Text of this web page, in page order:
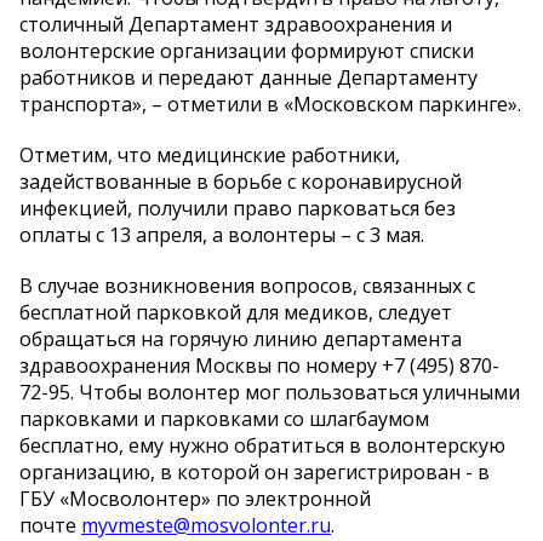
столичный Департамент здравоохранения и
волонтерские организации формируют списки
работников и передают данные Департаменту
транспорта», – отметили в «Московском паркинге».
Отметим, что медицинские работники,
задействованные в борьбе с коронавирусной
инфекцией, получили право парковаться без
оплаты с 13 апреля, а волонтеры – с 3 мая.
В случае возникновения вопросов, связанных с
бесплатной парковкой для медиков, следует
обращаться на горячую линию департамента
здравоохранения Москвы по номеру +7 (495) 870-
72-95. Чтобы волонтер мог пользоваться уличными
парковками и парковками со шлагбаумом
бесплатно, ему нужно обратиться в волонтерскую
организацию, в которой он зарегистрирован - в
ГБУ «Мосволонтер» по электронной
почте myvmeste@mosvolonter.ru.